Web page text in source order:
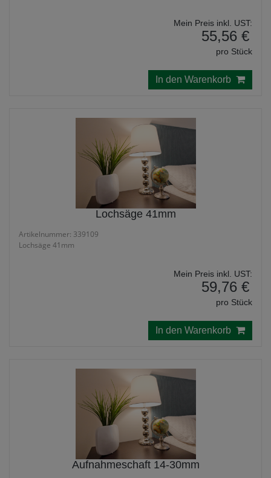
Mein Preis inkl. UST:
55,56 €
pro Stück
In den Warenkorb
Lochsäge 41mm
Artikelnummer: 339109
Lochsäge 41mm
Mein Preis inkl. UST:
59,76 €
pro Stück
In den Warenkorb
Aufnahmeschaft 14-30mm